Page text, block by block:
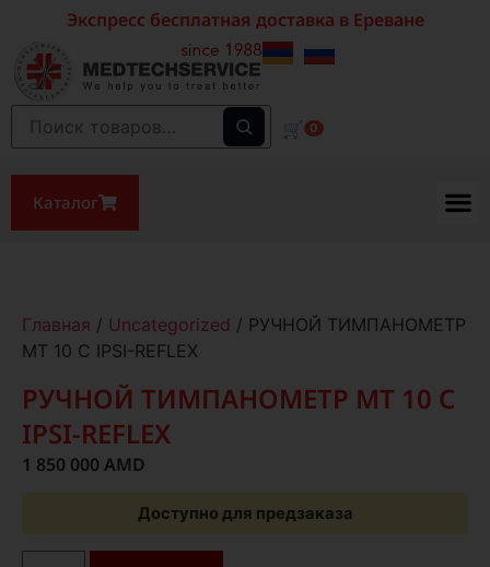
Экспресс бесплатная доставка в Ереване
🛒 0
Каталог
Главная / Uncategorized / РУЧНОЙ ТИМПАНОМЕТР
MT 10 С IPSI-REFLEX
РУЧНОЙ ТИМПАНОМЕТР MT 10 С
IPSI-REFLEX
1 850 000 AMD
Доступно для предзаказа